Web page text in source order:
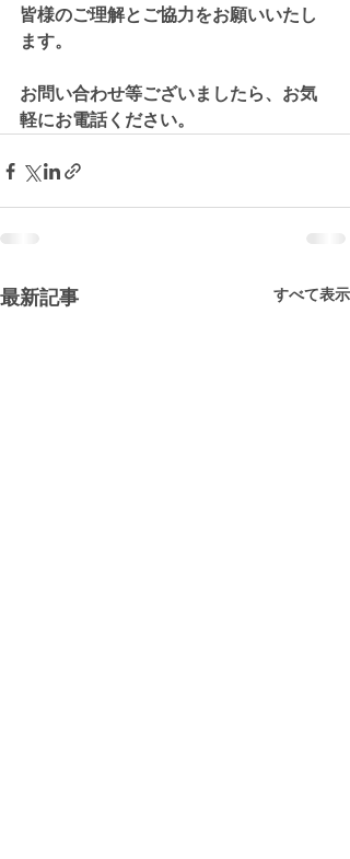
皆様のご理解とご協力をお願いいたし
ます。
お問い合わせ等ございましたら、お気
軽にお電話ください。
最新記事 すべて表示